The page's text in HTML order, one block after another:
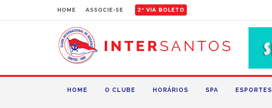
HOME ASSOCIE-SE 2ª VIA BOLETO
HOME O CLUBE HORÁRIOS SPA ESPORTES